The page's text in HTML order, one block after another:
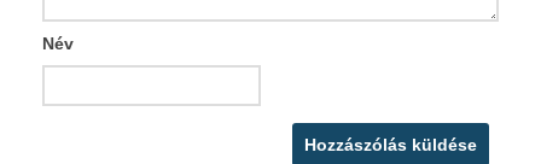
Név